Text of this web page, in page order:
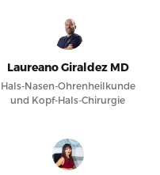
Laureano Giraldez MD
Hals-Nasen-Ohrenheilkunde
und Kopf-Hals-Chirurgie